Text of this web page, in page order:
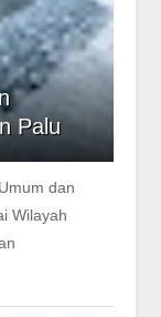
Palu
dan
Wilayah